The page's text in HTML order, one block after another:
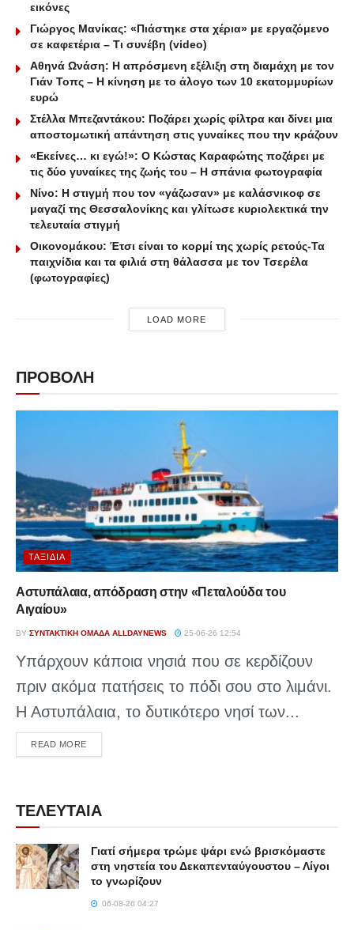
εικόνες
Γιώργος Μανίκας: «Πιάστηκε στα χέρια» με εργαζόμενο
σε καφετέρια – Tι συνέβη (video)
Αθηνά Ωνάση: Η απρόσμενη εξέλιξη στη διαμάχη με τον
Γιάν Τοπς – Η κίνηση με το άλογο των 10 εκατομμυρίων
ευρώ
Στέλλα Μπεζαντάκου: Ποζάρει χωρίς φίλτρα και δίνει μια
αποστομωτική απάντηση στις γυναίκες που την κράζουν
«Εκείνες… κι εγώ!»: Ο Κώστας Καραφώτης ποζάρει με
τις δύο γυναίκες της ζωής του – Η σπάνια φωτογραφία
Νίνο: Η στιγμή που τον «γάζωσαν» με καλάσνικοφ σε
μαγαζί της Θεσσαλονίκης και γλίτωσε κυριολεκτικά την
τελευταία στιγμή
Οικονομάκου: Έτσι είναι το κορμί της χωρίς ρετούς-Τα
παιχνίδια και τα φιλιά στη θάλασσα με τον Τσερέλα
(φωτογραφίες)
LOAD MORE
ΠΡΟΒΟΛΗ
ΤΑΞΊΔΙΑ
Αστυπάλαια, απόδραση στην «Πεταλούδα του
Αιγαίου»
BY ΣΥΝΤΑΚΤΙΚΉ ΟΜΆΔΑ ALLDAYNEWS 25-06-26 12:54
Υπάρχουν κάποια νησιά που σε κερδίζουν
πριν ακόμα πατήσεις το πόδι σου στο λιμάνι.
Η Αστυπάλαια, το δυτικότερο νησί των...
READ MOREDETAILS
ΤΕΛΕΥΤΑΙΑ
Γιατί σήμερα τρώμε ψάρι ενώ βρισκόμαστε
στη νηστεία του Δεκαπενταύγουστου – Λίγοι
το γνωρίζουν
06-08-26 04:27